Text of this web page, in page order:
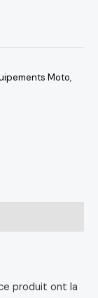
Moto,
produit ont la